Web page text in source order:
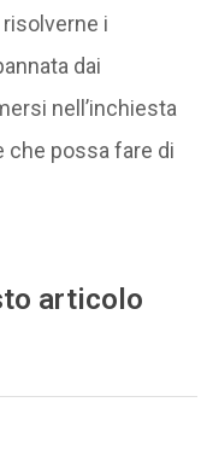
i
dai
nell’inchiesta
che possa fare di
articolo